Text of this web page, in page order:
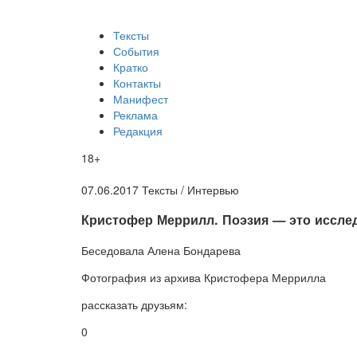
Тексты
События
Кратко
Контакты
Манифест
Реклама
Редакция
18+
07.06.2017 Тексты / Интервью
​Кристофер Меррилл. Поэзия — это
Беседовала Алена Бондарева
Фотография из архива Кристофера Меррилла
рассказать друзьям:
0